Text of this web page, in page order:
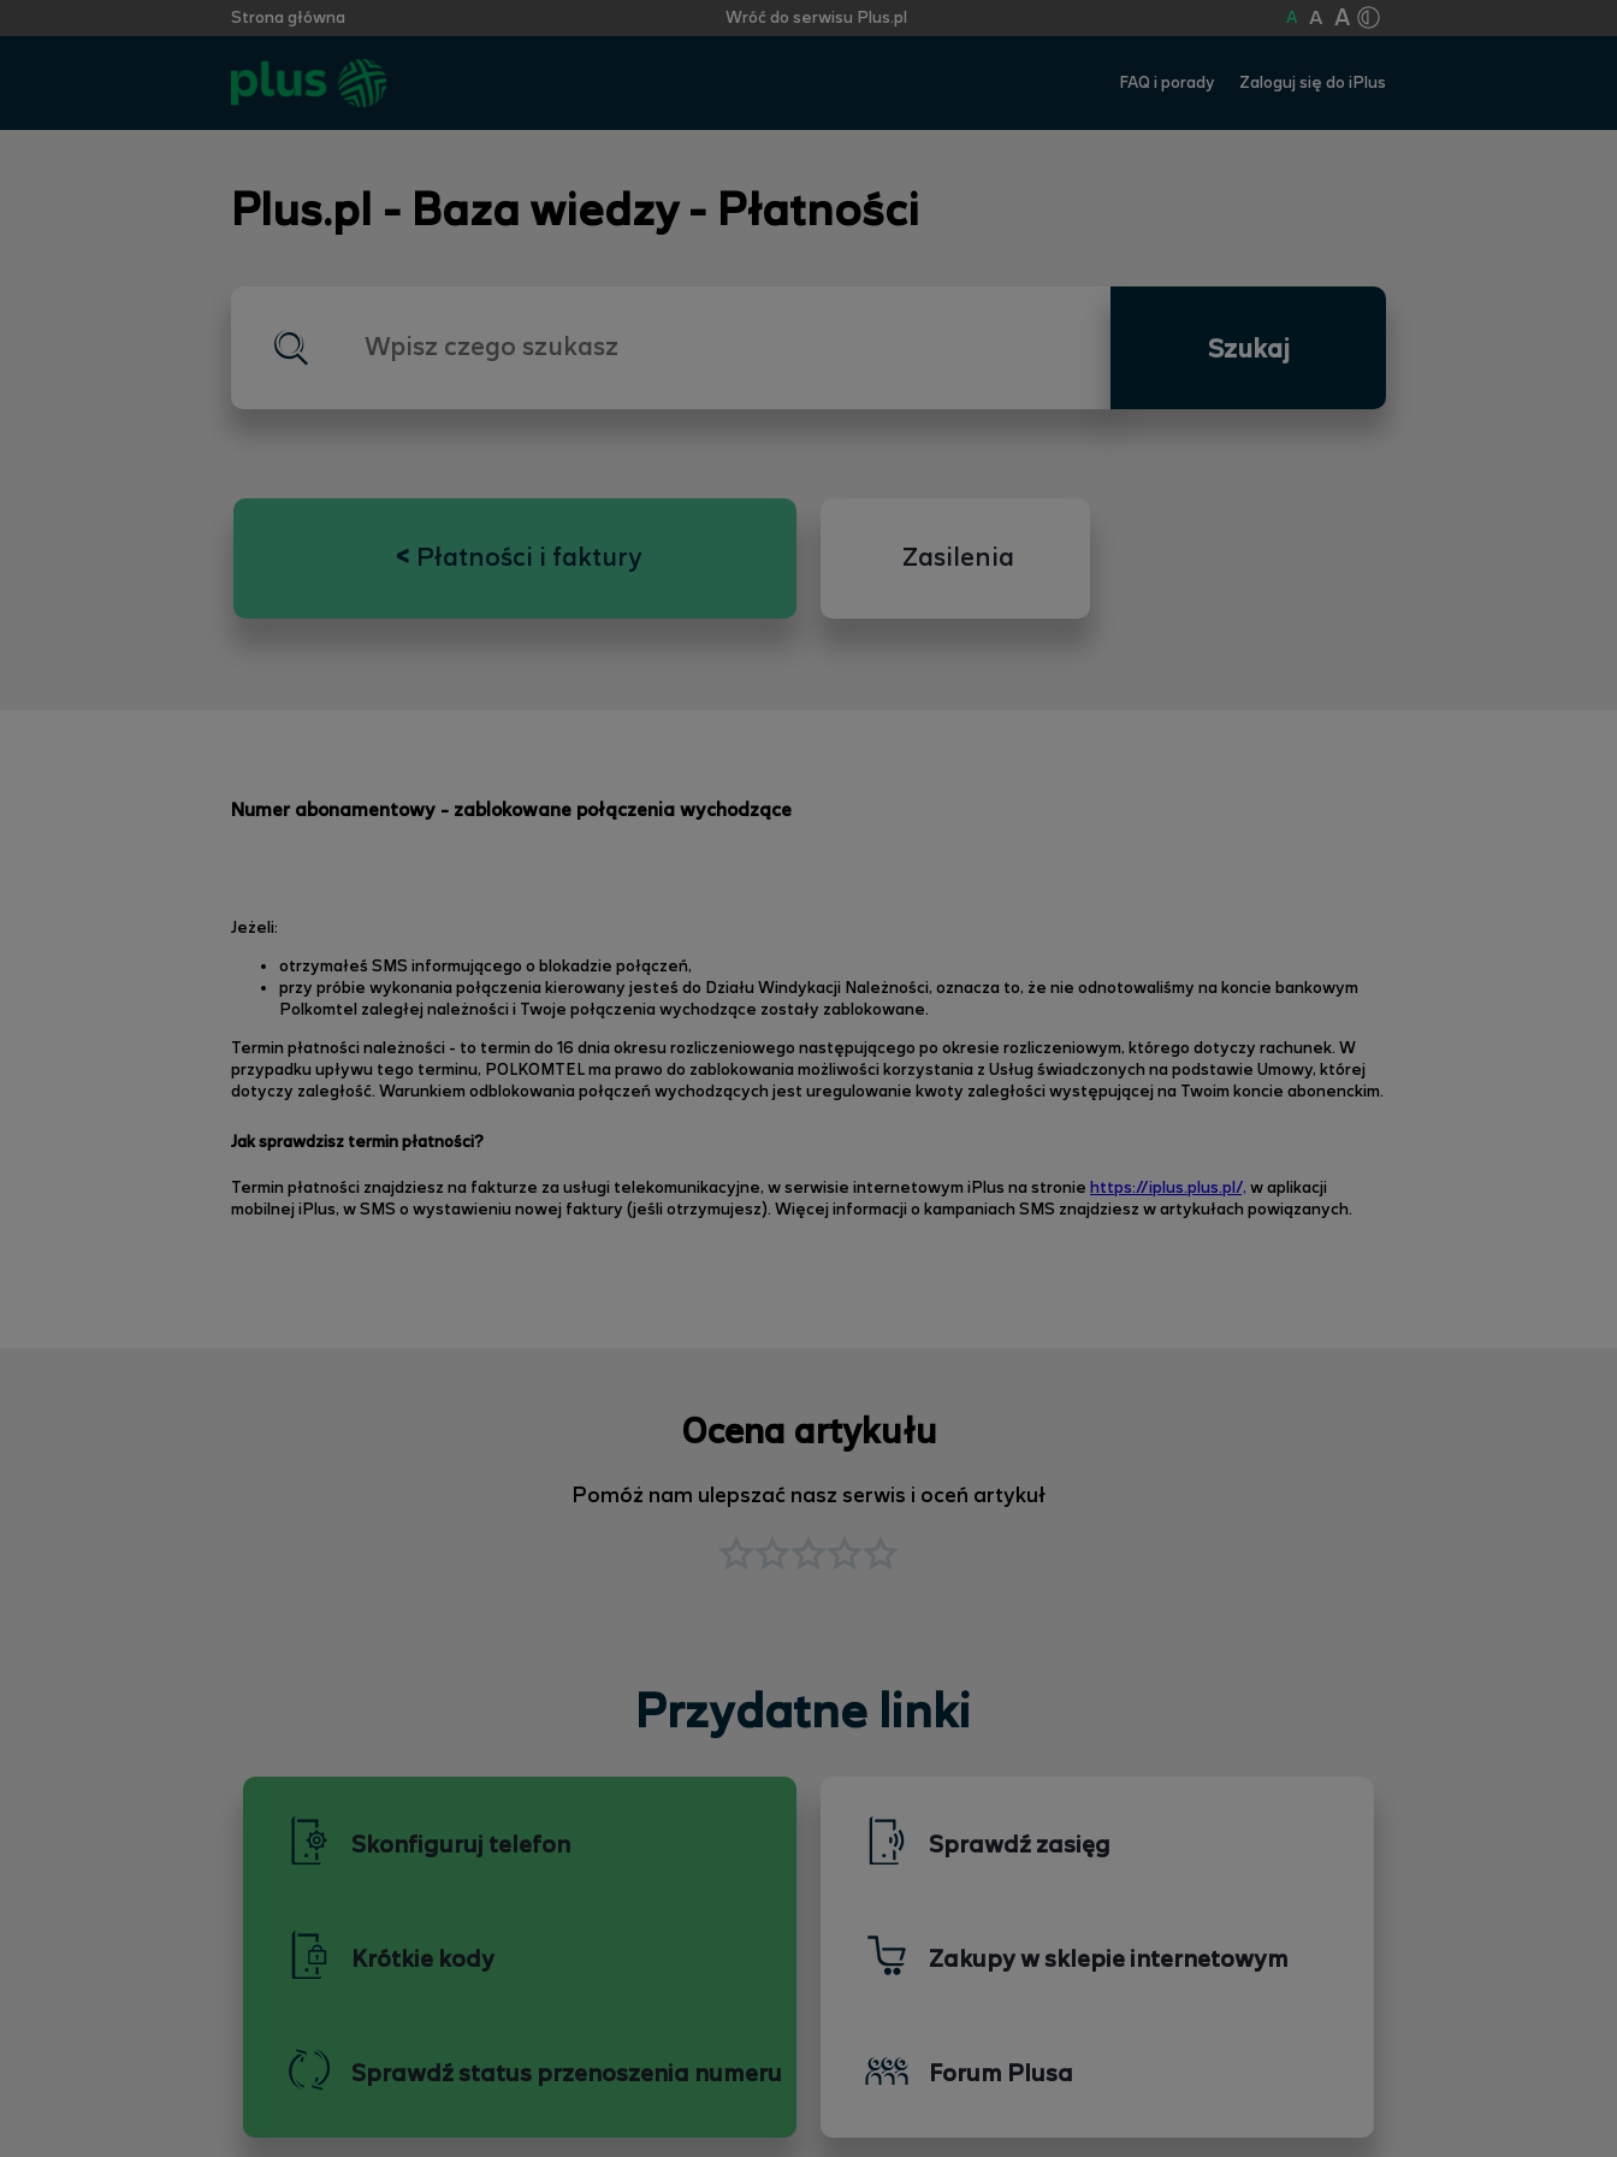
Strona główna Wróć do serwisu Plus.pl A A A
FAQ i porady Zaloguj się do iPlus
Plus.pl - Baza wiedzy - Płatności
Szukaj
< Płatności i faktury Zasilenia
Numer abonamentowy - zablokowane połączenia wychodzące
Jeżeli:
otrzymałeś SMS informującego o blokadzie połączeń,
przy próbie wykonania połączenia kierowany jesteś do Działu Windykacji Należności, oznacza to, że nie odnotowaliśmy na koncie bankowym
Polkomtel zaległej należności i Twoje połączenia wychodzące zostały zablokowane.
Termin płatności należności - to termin do 16 dnia okresu rozliczeniowego następującego po okresie rozliczeniowym, którego dotyczy rachunek. W
przypadku upływu tego terminu, POLKOMTEL ma prawo do zablokowania możliwości korzystania z Usług świadczonych na podstawie Umowy, której
dotyczy zaległość. Warunkiem odblokowania połączeń wychodzących jest uregulowanie kwoty zaległości występującej na Twoim koncie abonenckim.
Jak sprawdzisz termin płatności?
Termin płatności znajdziesz na fakturze za usługi telekomunikacyjne, w serwisie internetowym iPlus na stronie https://iplus.plus.pl/, w aplikacji
mobilnej iPlus, w SMS o wystawieniu nowej faktury (jeśli otrzymujesz). Więcej informacji o kampaniach SMS znajdziesz w artykułach powiązanych.
Ocena artykułu
Pomóż nam ulepszać nasz serwis i oceń artykuł
Przydatne linki
Skonfiguruj telefon
Krótkie kody
Sprawdź status przenoszenia numeru
Sprawdź zasięg
Zakupy w sklepie internetowym
Forum Plusa